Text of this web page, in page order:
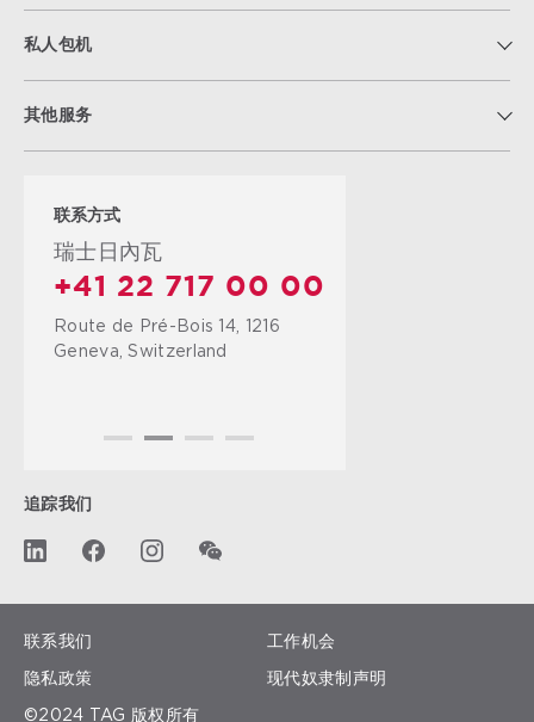
私人包机
其他服务
联系方式
瑞士日內瓦
+41 22 717 00 00
Route de Pré-Bois 14, 1216
Geneva, Switzerland
追踪我们
联系我们 工作机会
隐私政策 现代奴隶制声明
©2024 TAG 版权所有